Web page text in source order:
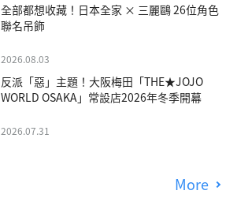
全部都想收藏！日本全家 × 三麗鷗 26位角色
聯名吊飾
2026.08.03
反派「惡」主題！大阪梅田「THE★JOJO
WORLD OSAKA」常設店2026年冬季開幕
2026.07.31
More